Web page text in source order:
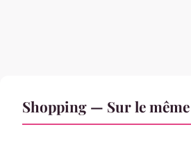
Shopping — Sur le